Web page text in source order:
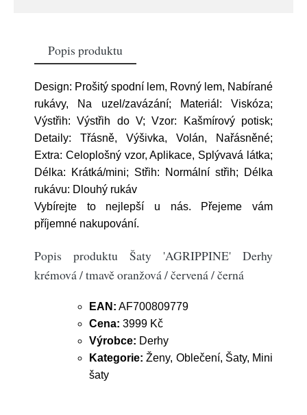
Popis produktu
Design: Prošitý spodní lem, Rovný lem, Nabírané
rukávy, Na uzel/zavázání; Materiál: Viskóza;
Výstřih: Výstřih do V; Vzor: Kašmírový potisk;
Detaily: Třásně, Výšivka, Volán, Nařásněné;
Extra: Celoplošný vzor, Aplikace, Splývavá látka;
Délka: Krátká/mini; Střih: Normální střih; Délka
rukávu: Dlouhý rukáv
Vybírejte to nejlepší u nás. Přejeme vám
příjemné nakupování.
Popis produktu Šaty 'AGRIPPINE' Derhy
krémová / tmavě oranžová / červená / černá
EAN: AF700809779
Cena: 3999 Kč
Výrobce: Derhy
Kategorie: Ženy, Oblečení, Šaty, Mini
šaty